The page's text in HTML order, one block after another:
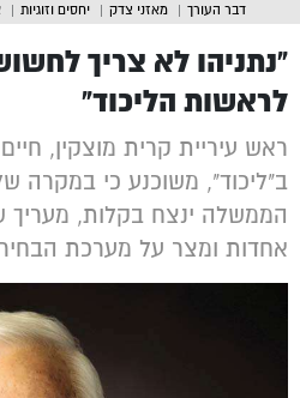
דבר העורך מאזני צדק יחסים וזוגיות
“נתניהו לא צריך
לראשות הליכוד”
ראש עיריית קרית מוצקין,
ב"ליכוד", משוכנע כי במקרה
הממשלה ינצח בקלות,
אחדות ומצר על מערכת